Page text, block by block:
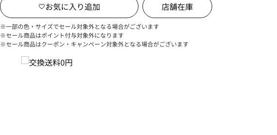
店舗在庫
※一部の色・サイズでセール対象外となる場合がございます
※セール商品はポイント付与対象外になります
※セール商品はクーポン・キャンペーン対象外となる場合がございます